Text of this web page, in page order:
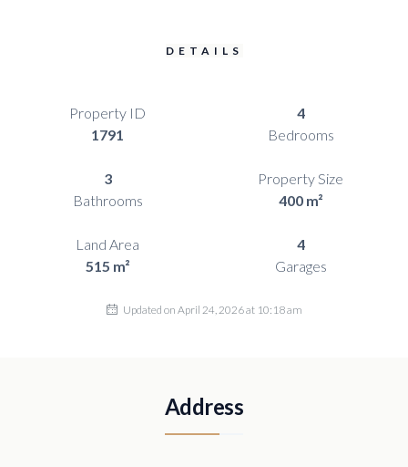
DETAILS
Property ID
1791
4
Bedrooms
3
Bathrooms
Property Size
400 m²
Land Area
515 m²
4
Garages
Updated on April 24, 2026 at 10:18 am
Address